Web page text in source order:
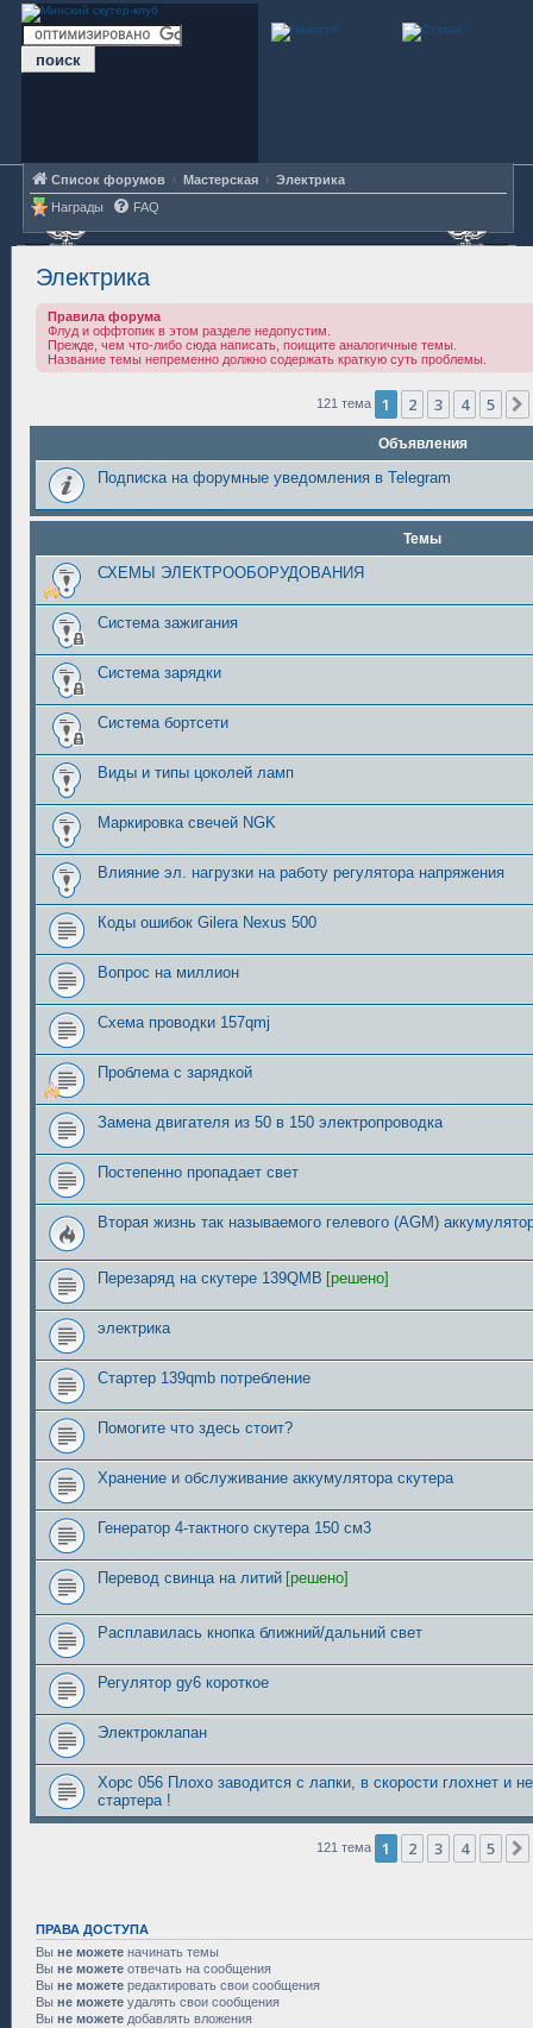
Список форумов Мастерская
Электрика
Награды
FAQ
Электрика
Правила форума
Флуд и оффтопик в этом разделе недопустим.
Прежде, чем что-либо сюда написать, поищите аналогичные темы.
Название темы непременно должно содержать краткую суть проблемы.
121 тема 1 2 3 4 5
Объявления
Подписка на форумные уведомления в Telegram
Темы
СХЕМЫ ЭЛЕКТРООБОРУДОВАНИЯ
Система зажигания
Система зарядки
Система бортсети
Виды и типы цоколей ламп
Маркировка свечей NGK
Влияние эл. нагрузки на работу регулятора напряжения
Коды ошибок Gilera Nexus 500
Вопрос на миллион
Схема проводки 157qmj
Проблема с зарядкой
Замена двигателя из 50 в 150 электропроводка
Постепенно пропадает свет
Вторая жизнь так называемого гелевого (AGM)
Перезаряд на скутере 139QMB [решено]
электрика
Стартер 139qmb потребление
Помогите что здесь стоит?
Хранение и обслуживание аккумулятора скутера
Генератор 4-тактного скутера 150 см3
Перевод свинца на литий [решено]
Расплавилась кнопка ближний/дальний свет
Регулятор gy6 короткое
Электроклапан
Хорс 056 Плохо заводится с лапки, в скорости глохнет и
стартера !
121 тема 1 2 3 4 5
ПРАВА ДОСТУПА
Вы не можете начинать темы
Вы не можете отвечать на сообщения
Вы не можете редактировать свои сообщения
Вы не можете удалять свои сообщения
Вы не можете добавлять вложения